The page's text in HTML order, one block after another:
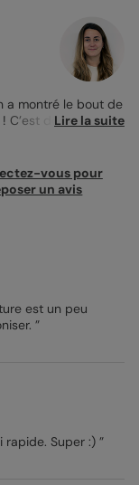
a montré le bout de
C’est donc le
petit lion sur la
fondre votre
Faire-part de
facilement
! Optez
et de
changez la
bref laissez
wahou garanti !
vous tracassez
passer tout
en 24h,
Lire la suite
vous pour
un avis
est un peu
”
rapide. Super :) ”